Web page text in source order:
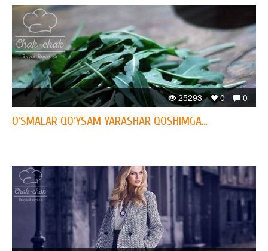
0
0
25293
O‘SMALAR QO‘YSAM YARASHAR QOSHIMGA…